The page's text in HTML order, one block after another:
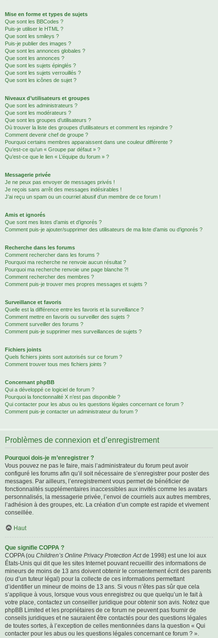
Mise en forme et types de sujets
Que sont les BBCodes ?
Puis-je utiliser le HTML ?
Que sont les smileys ?
Puis-je publier des images ?
Que sont les annonces globales ?
Que sont les annonces ?
Que sont les sujets épinglés ?
Que sont les sujets verrouillés ?
Que sont les icônes de sujet ?
Niveaux d’utilisateurs et groupes
Que sont les administrateurs ?
Que sont les modérateurs ?
Que sont les groupes d’utilisateurs ?
Où trouver la liste des groupes d’utilisateurs et comment les rejoindre ?
Comment devenir chef de groupe ?
Pourquoi certains membres apparaissent dans une couleur différente ?
Qu’est-ce qu’un « Groupe par défaut » ?
Qu’est-ce que le lien « L’équipe du forum » ?
Messagerie privée
Je ne peux pas envoyer de messages privés !
Je reçois sans arrêt des messages indésirables !
J’ai reçu un spam ou un courriel abusif d’un membre de ce forum !
Amis et ignorés
Que sont mes listes d’amis et d’ignorés ?
Comment puis-je ajouter/supprimer des utilisateurs de ma liste d’amis ou d’ignorés ?
Recherche dans les forums
Comment rechercher dans les forums ?
Pourquoi ma recherche ne renvoie aucun résultat ?
Pourquoi ma recherche renvoie une page blanche ?!
Comment rechercher des membres ?
Comment puis-je trouver mes propres messages et sujets ?
Surveillance et favoris
Quelle est la différence entre les favoris et la surveillance ?
Comment mettre en favoris ou surveiller des sujets ?
Comment surveiller des forums ?
Comment puis-je supprimer mes surveillances de sujets ?
Fichiers joints
Quels fichiers joints sont autorisés sur ce forum ?
Comment trouver tous mes fichiers joints ?
Concernant phpBB
Qui a développé ce logiciel de forum ?
Pourquoi la fonctionnalité X n’est pas disponible ?
Qui contacter pour les abus ou les questions légales concernant ce forum ?
Comment puis-je contacter un administrateur du forum ?
Problèmes de connexion et d’enregistrement
Pourquoi dois-je m’enregistrer ?
Vous pouvez ne pas le faire, mais l’administrateur du forum peut avoir
configuré les forums afin qu’il soit nécessaire de s’enregistrer pour poster des
messages. Par ailleurs, l’enregistrement vous permet de bénéficier de
fonctionnalités supplémentaires inaccessibles aux invités comme les avatars
personnalisés, la messagerie privée, l’envoi de courriels aux autres membres,
l’adhésion à des groupes, etc. La création d’un compte est rapide et vivement
conseillée.
Haut
Que signifie COPPA ?
COPPA (ou Children’s Online Privacy Protection Actde 1998) est une loi aux
États-Unis qui dit que les sites Internet pouvant recueillir des informations de
mineurs de moins de 13 ans doivent obtenir le consentement écrit des parents
(ou d’un tuteur légal) pour la collecte de ces informations permettant
d’identifier un mineur de moins de 13 ans. Si vous n’êtes pas sûr que cela
s’applique à vous, lorsque vous vous enregistrez ou que quelqu’un le fait à
votre place, contactez un conseiller juridique pour obtenir son avis. Notez que
phpBB Limited et les propriétaires de ce forum ne peuvent pas fournir de
conseils juridiques et ne sauraient être contactés pour des questions légales
de toutes sortes, à l’exception de celles mentionnées dans la question « Qui
contacter pour les abus ou les questions légales concernant ce forum ? ».